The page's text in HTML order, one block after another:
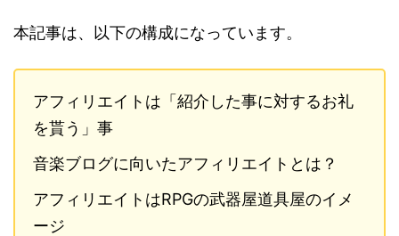
本記事は、以下の構成になっています。
アフィリエイトは「紹介した事に対するお礼
を貰う」事
音楽ブログに向いたアフィリエイトとは？
アフィリエイトはRPGの武器屋道具屋のイメ
ージ